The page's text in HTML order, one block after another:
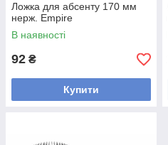
Ложка для абсенту 170 мм
нерж. Empire
В наявності
92 ₴
Купити